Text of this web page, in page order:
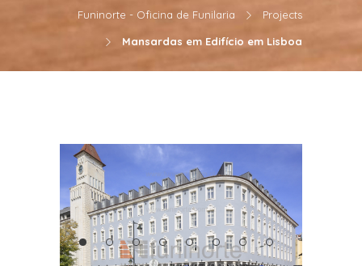
Funinorte - Oficina de Funilaria Projects
Mansardas em Edifício em Lisboa